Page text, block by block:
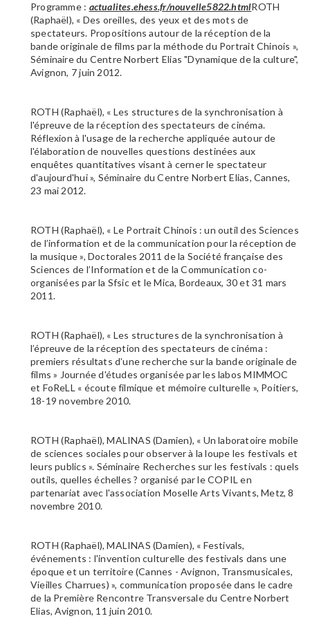
Programme : actualites.ehess.fr/nouvelle5822.htmlROTH
(Raphaël), « Des oreilles, des yeux et des mots de
spectateurs. Propositions autour de la réception de la
bande originale de films par la méthode du Portrait Chinois »,
Séminaire du Centre Norbert Elias "Dynamique de la culture",
Avignon, 7 juin 2012.
ROTH (Raphaël), « Les structures de la synchronisation à
l'épreuve de la réception des spectateurs de cinéma.
Réflexion à l'usage de la recherche appliquée autour de
l'élaboration de nouvelles questions destinées aux
enquêtes quantitatives visant à cerner le spectateur
d'aujourd'hui », Séminaire du Centre Norbert Elias, Cannes,
23 mai 2012.
ROTH (Raphaël), « Le Portrait Chinois : un outil des Sciences
de l’information et de la communication pour la réception de
la musique », Doctorales 2011 de la Société française des
Sciences de l’Information et de la Communication co-
organisées par la Sfsic et le Mica, Bordeaux, 30 et 31 mars
2011.
ROTH (Raphaël), « Les structures de la synchronisation à
l’épreuve de la réception des spectateurs de cinéma :
premiers résultats d’une recherche sur la bande originale de
films » Journée d'études organisée par les labos MIMMOC
et FoReLL « écoute filmique et mémoire culturelle », Poitiers,
18-19 novembre 2010.
ROTH (Raphaël), MALINAS (Damien), « Un laboratoire mobile
de sciences sociales pour observer à la loupe les festivals et
leurs publics ». Séminaire Recherches sur les festivals : quels
outils, quelles échelles ? organisé par le COPIL en
partenariat avec l'association Moselle Arts Vivants, Metz, 8
novembre 2010.
ROTH (Raphaël), MALINAS (Damien), « Festivals,
événements : l'invention culturelle des festivals dans une
époque et un territoire (Cannes - Avignon, Transmusicales,
Vieilles Charrues) », communication proposée dans le cadre
de la Première Rencontre Transversale du Centre Norbert
Elias, Avignon, 11 juin 2010.